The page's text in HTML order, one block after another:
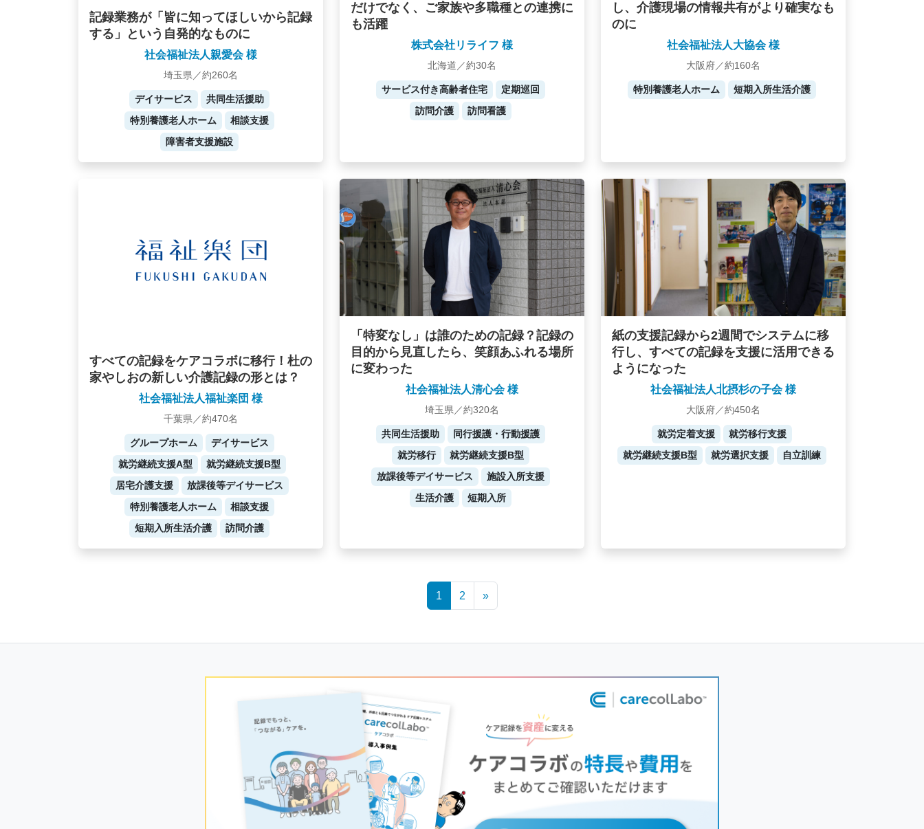
記録業務が「皆に知ってほしいから記録
する」という自発的なものに
社会福祉法人親愛会 様
埼玉県／約260名
デイサービス
共同生活援助
特別養護老人ホーム
相談支援
障害者支援施設
だけでなく、ご家族や多職種との連携に
も活躍
株式会社リライフ 様
北海道／約30名
サービス付き高齢者住宅
定期巡回
訪問介護
訪問看護
し、介護現場の情報共有がより確実なも
のに
社会福祉法人大協会 様
大阪府／約160名
特別養護老人ホーム 短期入所生活介護
すべての記録をケアコラボに移行！杜の
家やしおの新しい介護記録の形とは？
社会福祉法人福祉楽団 様
千葉県／約470名
グループホーム
デイサービス
就労継続支援A型
就労継続支援B型
居宅介護支援
放課後等デイサービス
特別養護老人ホーム
相談支援
短期入所生活介護
訪問介護
「特変なし」は誰のための記録？記録の
目的から見直したら、笑顔あふれる場所
に変わった
社会福祉法人清心会 様
埼玉県／約320名
共同生活援助
同行援護・行動援護
就労移行
就労継続支援B型
放課後等デイサービス
施設入所支援
生活介護
短期入所
紙の支援記録から2週間でシステムに移
行し、すべての記録を支援に活用できる
ようになった
社会福祉法人北摂杉の子会 様
大阪府／約450名
就労定着支援
就労移行支援
就労継続支援B型
就労選択支援 自立訓練
1 2 »